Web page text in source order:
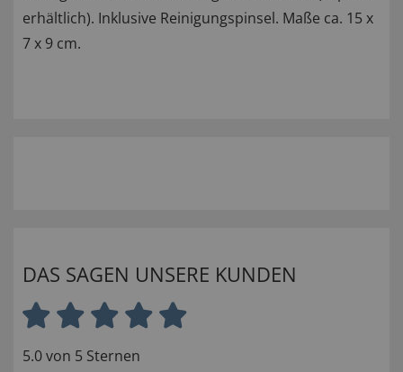
erhältlich). Inklusive Reinigungspinsel. Maße ca. 15 x
7 x 9 cm.
DAS SAGEN UNSERE KUNDEN
5.0 von 5 Sternen